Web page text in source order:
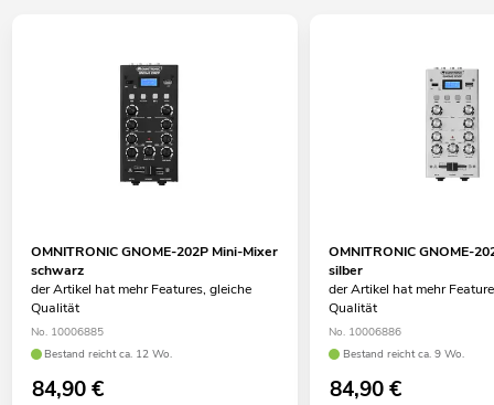
OMNITRONIC GNOME-202P Mini-Mixer
schwarz
der Artikel hat mehr Features, gleiche
Qualität
No. 10006885
Bestand reicht ca. 12 Wo.
84,90€
OMNITRONIC GNOME-
silber
der Artikel hat mehr
Qualität
No. 10006886
Bestand reicht ca. 9 Wo.
84,90€